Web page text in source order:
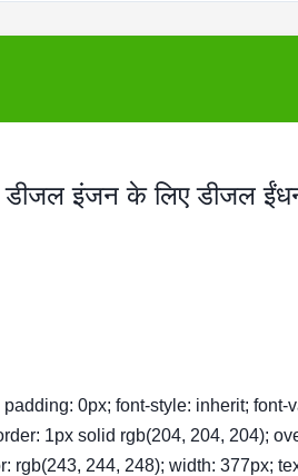
इंजन के लिए डीजल
0px; font-style: inherit;
1px solid rgb(204, 204, 204);
rgb(243, 244, 248); width: 377px;